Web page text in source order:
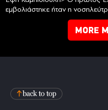
εμβολιάστηκε ήταν η
MORE